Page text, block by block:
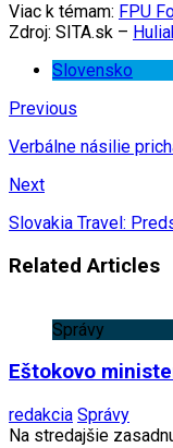
Viac k témam: FPU
Zdroj: SITA.sk –
Slovensko
Previous
Verbálne násilie
Next
Slovakia Travel:
Related Articles
Správy
Eštokovo
redakcia Správy
Na stredajšie